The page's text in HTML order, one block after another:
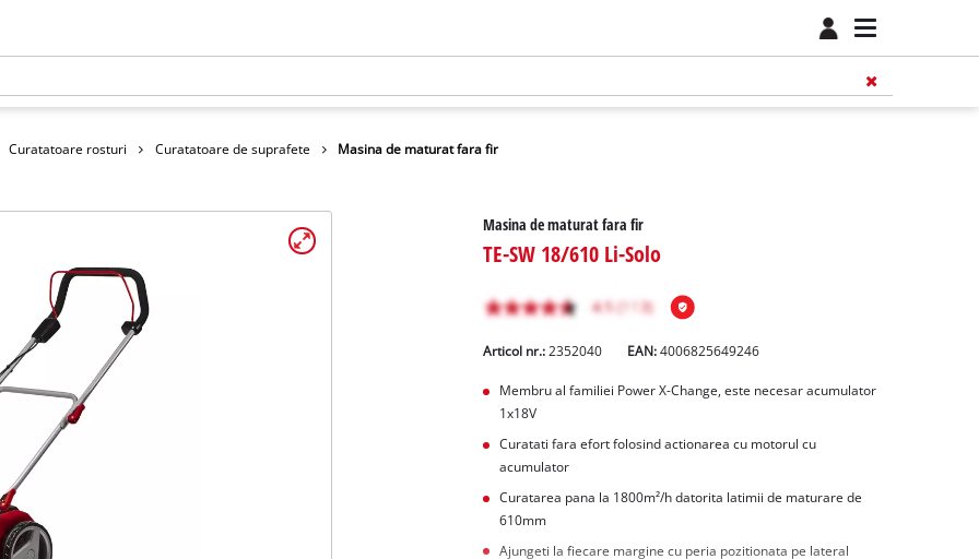
Curatatoare rosturi Curatatoare de suprafete Masina de maturat fara fir
Masina de maturat fara fir
TE-SW 18/610 Li-Solo
Articol nr.: 2352040 EAN:4006825649246
Membru al familiei Power X-Change, este necesar acumulator
1x18V
Curatati fara efort folosind actionarea cu motorul cu
acumulator
Curatarea pana la 1800m²/h datorita latimii de maturare de
610mm
Ajungeti la fiecare margine cu peria pozitionata pe lateral